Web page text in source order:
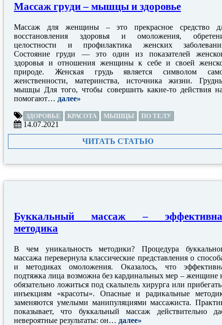
Массаж груди – мышцы и здоровье
Массаж для женщины – это прекрасное средство
восстановления здоровья и омоложения,
целостности и профилактика женских
Состояние груди — это один из показателей
здоровья и отношения женщины к себе и своей
природе. Женская грудь является символом
женственности, материнства, источника жизни.
мышцы Для того, чтобы совершить какие-то действия
помогают… далее»
ЗДОРОВЬЕ КРАСОТА МЫШЦЫ ПО ТЕЛУ
14.07.2021
ЧИТАТЬ СТАТЬЮ
Буккальный массаж –
методика
В чем уникальность методики? Процедура
массажа перевернула классические представления о
и методиках омоложения. Оказалось, что
подтяжка лица возможна без кардинальных мер – женщине
обязательно ложиться под скальпель хирурга или
инъекциям «красоты». Опасные и радикальные
заменяются умелыми манипуляциями массажиста.
показывает, что буккальный массаж действительно
невероятные результаты: он… далее»